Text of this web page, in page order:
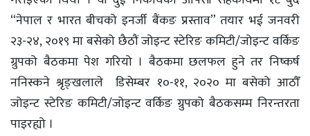
“नेपाल र भारत बीचको इनर्जी बैंकङ प्रस्ताव” तयार भई जनवरी
२३-२४, २०१९ मा बसेको छैठौं जोइन्ट स्टेरिङ कमिटी/जोइन्ट वर्किङ
ग्रुपको बैठकमा पेश गरियो । बैठकमा छलफल हुने तर निष्कर्ष
ननिस्कने श्रृङ्खलाले डिसेम्बर १०-११, २०२० मा बसेको आठौँ
जोइन्ट स्टेरिङ कमिटी/जोइन्ट वर्किङ ग्रुपको बैठकसम्म निरन्तरता
पाइरह्यो ।